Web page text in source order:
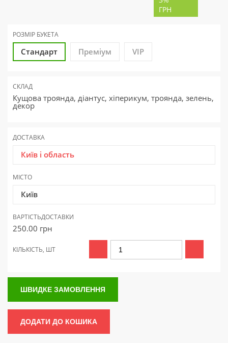
ГРН
РОЗМІР БУКЕТА
Стандарт Преміум VIP
СКЛАД
Кущова троянда, діантус, хіперикум, троянда, зелень,
декор
ДОСТАВКА
Київ і область
МІСТО
Київ
ВАРТІСТЬДОСТАВКИ
250.00 грн
КІЛЬКІСТЬ, ШТ
ШВИДКЕ ЗАМОВЛЕННЯ
ДОДАТИ ДО КОШИКА